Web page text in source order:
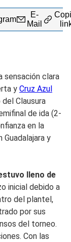
E-
Mail
sensación clara
y Cruz Azul
Clausura
de ida (2-
en la
y
lleno de
inicial debido a
del plantel,
por sus
del torneo.
Con las